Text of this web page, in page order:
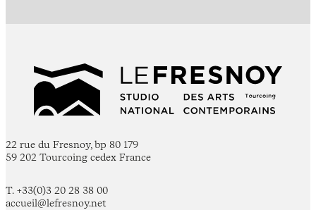
22 rue du Fresnoy, bp 80 179
59 202 Tourcoing cedex France
T. +33(0)3 20 28 38 00
accueil@lefresnoy.net